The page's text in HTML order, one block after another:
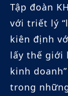
Tập đoàn
với triết lý
kiên định
lấy thế giới
kinh
trong